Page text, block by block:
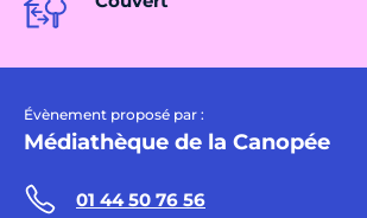
Évènement proposé par :
Médiathèque de la Canopée
01 44 50 76 56